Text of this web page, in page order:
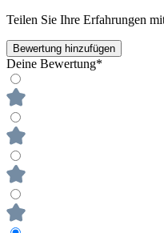
Teilen Sie Ihre Erfahrungen
Bewertung hinzufügen
Deine Bewertung*